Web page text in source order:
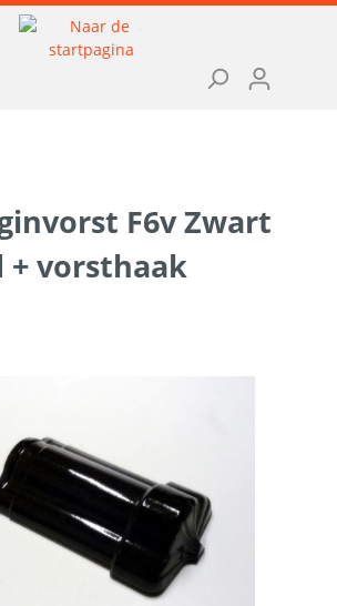
F6v Zwart
+ vorsthaak